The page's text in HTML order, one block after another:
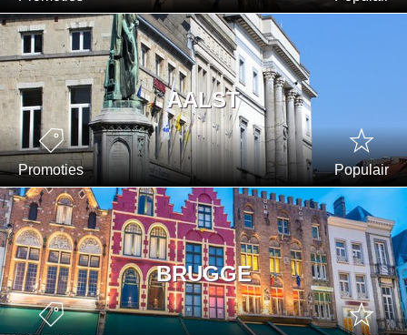
AALST
Promoties Populair
BRUGGE